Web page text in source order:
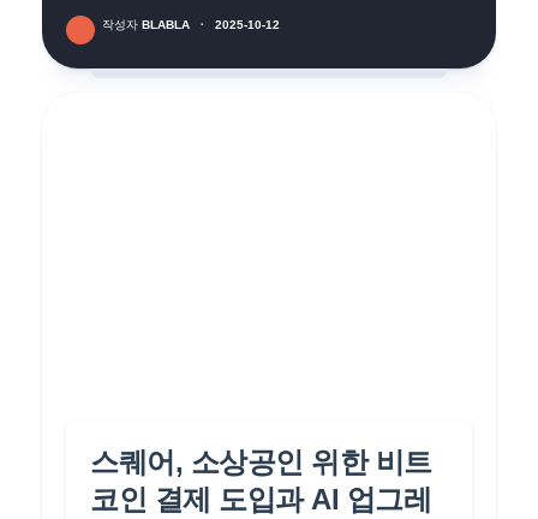
작성자 BLABLA · 2025-10-12
스퀘어, 소상공인 위한 비트
코인 결제 도입과 AI 업그레